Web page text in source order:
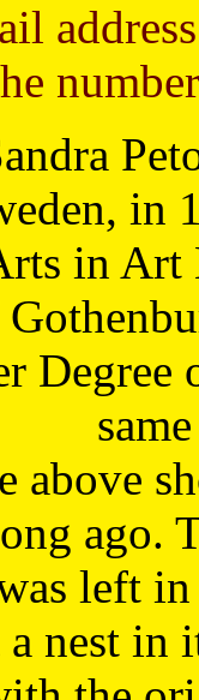
in
in Art
Degree
above
ago.
left
nest in